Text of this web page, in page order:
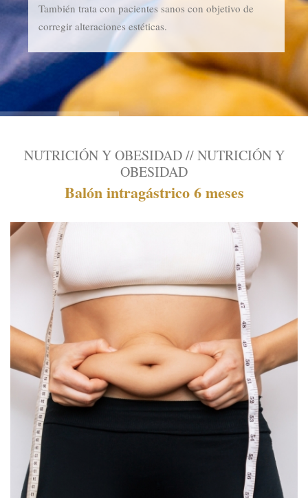
También trata con pacientes sanos con objetivo de
corregir alteraciones estéticas.
NUTRICIÓN Y OBESIDAD // NUTRICIÓN Y
OBESIDAD
Balón intragástrico 6 meses